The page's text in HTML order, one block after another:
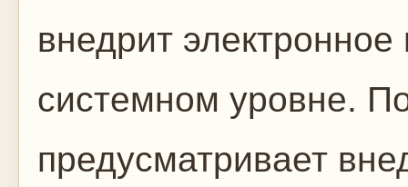
внедрит
системном уровне.
предусматривает